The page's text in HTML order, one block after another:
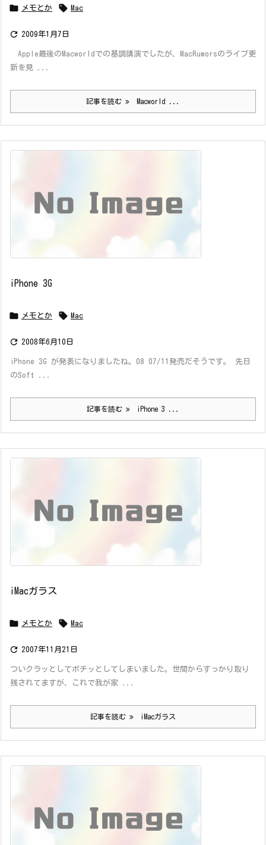
 メモとか  Mac
 2009年1月7日
Apple最後のMacworldでの基調講演でしたが、MacRumorsのライブ更
新を見 ...
記事を読む Macworld ...
iPhone 3G
 メモとか  Mac
 2008年6月10日
iPhone 3G が発表になりましたね。08 07/11発売だそうです。 先日
のSoft ...
記事を読む iPhone 3 ...
iMacガラス
 メモとか  Mac
 2007年11月21日
ついクラッとしてポチッとしてしまいました。世間からすっかり取り
残されてますが、これで我が家 ...
記事を読む iMacガラス